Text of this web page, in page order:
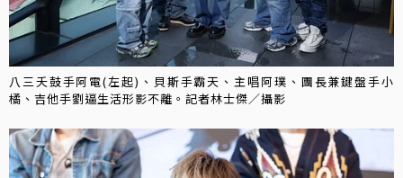
八三夭鼓手阿電(左起)、貝斯手霸天、主唱阿璞、團長兼鍵盤手小
橘、吉他手劉逼生活形影不離。記者林士傑／攝影